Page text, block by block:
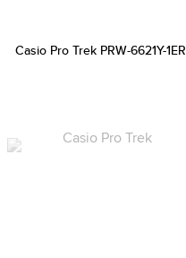
Casio Pro Trek PRW-6621Y-1ER